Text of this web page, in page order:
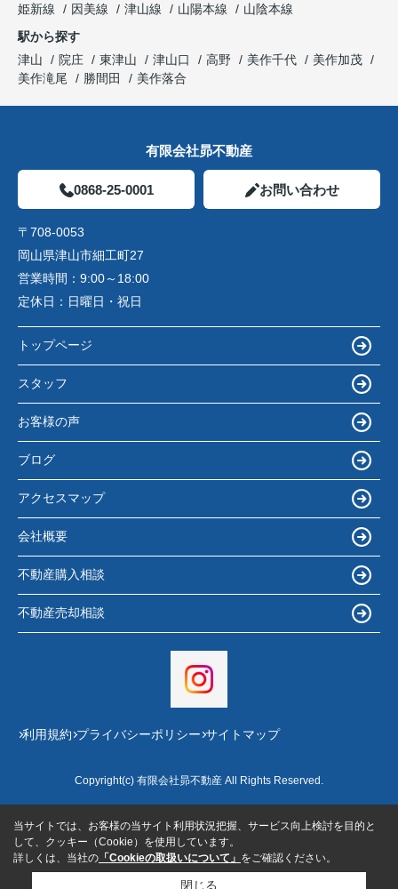
姫新線
因美線 津山線 山陽本線
山陰本線
駅から探す
津山
院庄 東津山 津山口 高野 美作千代
美作加茂
美作滝尾
勝間田 美作落合
有限会社昴不動産
0868-25-0001 お問い合わせ
〒708-0053
岡山県津山市細工町27
営業時間： 9:00～18:00
定休日： 日曜日・祝日
トップページ
スタッフ
お客様の声
ブログ
アクセスマップ
会社概要
不動産購入相談
不動産売却相談
利用規約 プライバシーポリシー サイトマップ
Copyright(c) 有限会社昴不動産 All Rights Reserved.
当サイトでは、お客様の当サイト利用状況把握、サービス向上検討を目的と
して、クッキー（Cookie）を使用しています。
詳しくは、当社の 「Cookieの取扱いについて」 をご確認ください。
閉じる